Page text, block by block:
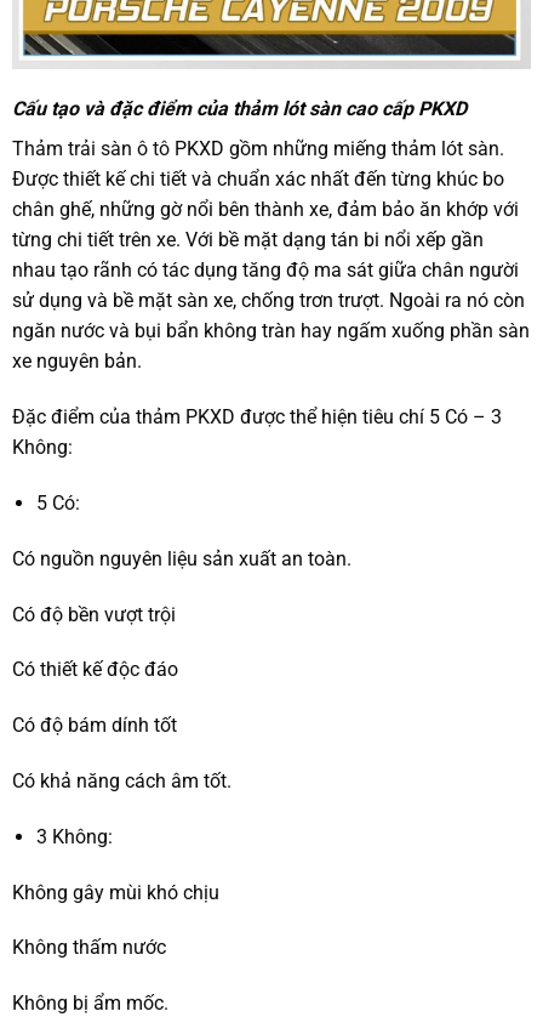
Cấu tạo và đặc điểm của thảm lót sàn cao cấp PKXD
Thảm trải sàn ô tôPKXD gồm những miếng thảm lót sàn.
Được thiết kế chi tiết và chuẩn xác nhất đến từng khúc bo
chân ghế, những gờ nổi bên thành xe, đảm bảo ăn khớp với
từng chi tiết trên xe. Với bề mặt dạng tán bi nổi xếp gần
nhau tạo rãnh có tác dụng tăng độ ma sát giữa chân người
sử dụng và bề mặt sàn xe, chống trơn trượt. Ngoài ra nó còn
ngăn nước và bụi bẩn không tràn hay ngấm xuống phần sàn
xe nguyên bản.
Đặc điểm của thảm PKXD được thể hiện tiêu chí 5 Có – 3
Không:
5 Có:
Có nguồn nguyên liệu sản xuất an toàn.
Có độ bền vượt trội
Có thiết kế độc đáo
Có độ bám dính tốt
Có khả năng cách âm tốt.
3 Không:
Không gây mùi khó chịu
Không thấm nước
Không bị ẩm mốc.